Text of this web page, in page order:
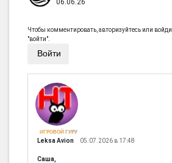
06.06.26
Чтобы комментировать, авторизуйтесь или
"войти".
Войти
ИГРОВОЙ ГУРУ
Leksa Avion 05.07.2026 в 17:48
Саша,